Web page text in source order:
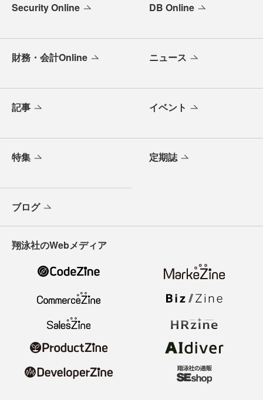
Security Online DB Online
財務・会計Online ニュース
記事 イベント
特集 定期誌
ブログ
翔泳社のWebメディア